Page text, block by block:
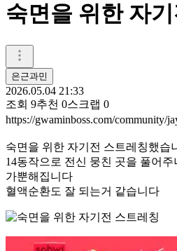
숙면을 위한 자
은근과민
2026.05.04 21:33
조회 9추천 0스크랩 0
https://gwaminboss.com/community/
숙면을 위한 자기전 스트레칭했습
14동작으로 전신 뭉친 곳을 풀어
가뿐해집니다
혈액순환도 잘 되는거 같습니다